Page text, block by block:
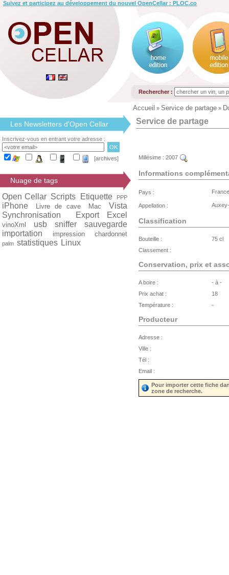
Suivez et participez au développement du nouvel OpenCellar : PLOC.co
Rechercher :
Accueil » Service de partage »
Les Newsletters d'Open Cellar
Inscrivez-vous en entrant votre adresse :
[archives]
Nuage de tags
Open Cellar Scripts Etiquette PPP
iPhone Livre de cave Mac
Vista
Synchronisation
Export Excel
vinoXml usb sniffer
sauvegarde
importation
impression chardonnet
palm statistiques Linux
Service de partage
Millésime : 2007
Informations
Pays :
Appellation :
Classification
Bouteille :
75 cl
Classement :
Conservation, prix et
A boire :
- à -
Prix achat :
18
Température :
-
Producteur
Adresse :
Ville :
Tél :
Email :
Pour importer cette fiche
zone de recherche.